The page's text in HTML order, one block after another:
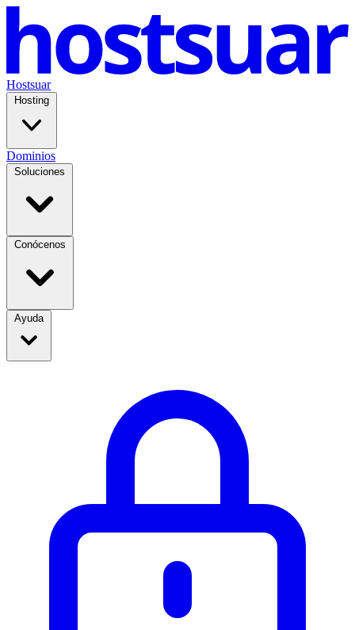
Hostsuar
Hosting
Dominios
Soluciones
Conócenos
Ayuda